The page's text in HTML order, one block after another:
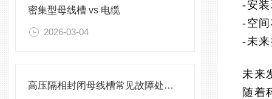
密集型母线槽 vs 电缆
2026-03-04
高压隔相封闭母线槽常见故障处理方案
-安
-空
-未
未来
随着